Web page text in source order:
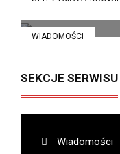
WIADOMOŚCI
SEKCJE SERWISU
Wiadomości